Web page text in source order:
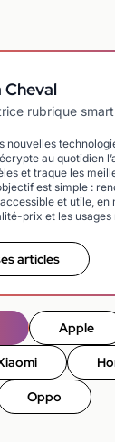
Cheval
rubrique
nouvelles
au quotidien
et traque les
est simple :
et utile,
prix et les
articles
Apple
Oppo